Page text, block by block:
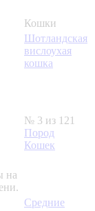
Кошки
Шотландская
вислоухая
кошка
на
№ 3 из 121
Пород
Кошек
Средние